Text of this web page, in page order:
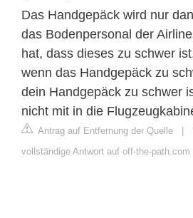
Das Handgepäck wird nur
das Bodenpersonal der
hat, dass dieses zu schwer
wenn das Handgepäck zu
dein Handgepäck zu schwer
nicht mit in die
Antrag auf Entfernung der Quelle |
vollständige Antwort auf off-the-path.com